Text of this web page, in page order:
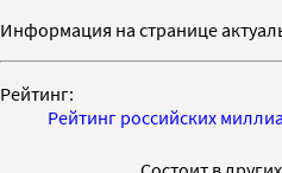
Информация на странице
Рейтинг:
Рейтинг российских